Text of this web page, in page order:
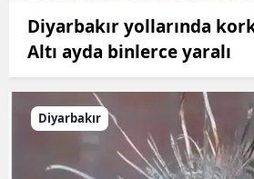
Diyarbakır yollarında
Altı ayda binlerce yaralı
Diyarbakır